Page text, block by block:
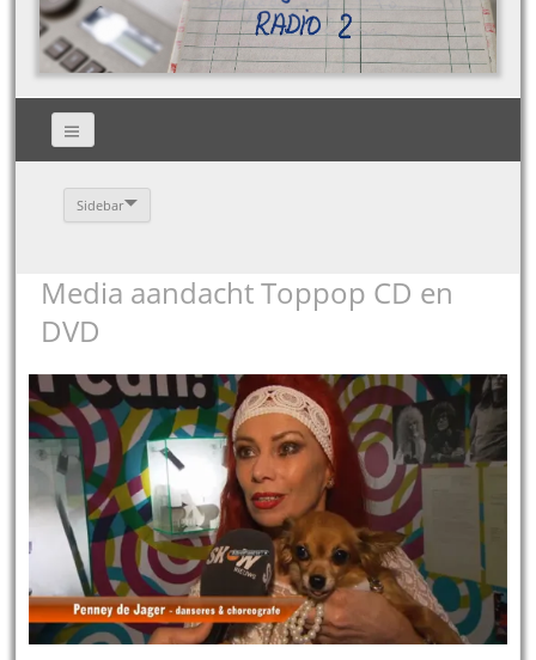
Sidebar
Media aandacht Toppop CD en
DVD